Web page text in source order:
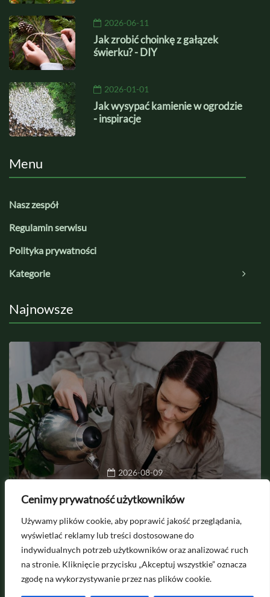
Cenimy prywatność użytkowników
Używamy plików cookie, aby poprawić jakość przeglądania,
wyświetlać reklamy lub treści dostosowane do
indywidualnych potrzeb użytkowników oraz analizować ruch
na stronie. Kliknięcie przycisku „Akceptuj wszystkie” oznacza
zgodę na wykorzystywanie przez nas plików cookie.
2026-06-11
Jak zrobić choinkę z gałązek
świerku? - DIY
2026-01-01
Jak wysypać kamienie w ogrodzie
- inspiracje
Menu
Nasz zespół
Regulamin serwisu
Polityka prywatności
Kategorie
Najnowsze
2026-08-09
Domowe nawozy do kwiatów –
przegląd najlepszych odżywek z
kuchni
Pytania i współpraca na